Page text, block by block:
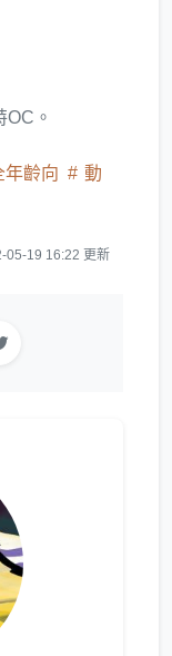
。
年齡向
動
05-19 16:22 更新